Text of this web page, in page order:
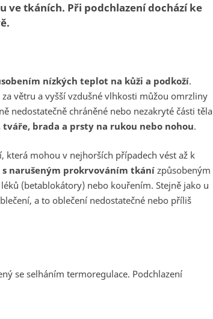
ve tkáních. Při podchlazení dochází ke
nízkých teplot na kůži a podkoží.
větru a vyšší vzdušné vlhkosti můžou omrzliny
nedostatečně chráněné nebo nezakryté části těla
tváře, brada a prsty na rukou nebo nohou.
mohou v nejhorších případech vést až k
narušeným prokrvováním tkání způsobeným
(betablokátory) nebo kouřením. Stejně jako u
a to oblečení nedostatečné nebo příliš
se selháním termoregulace. Podchlazení